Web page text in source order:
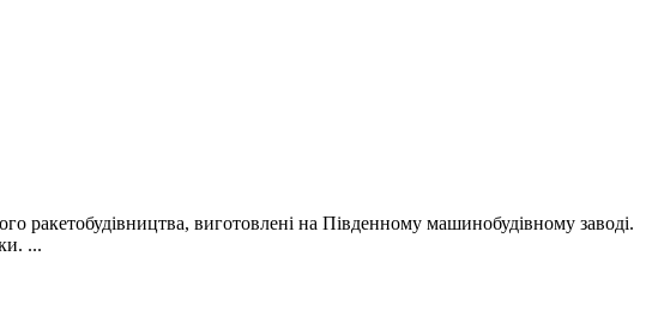
ракетобудівництва, виготовлені на Південному машинобудівному заводі.
...